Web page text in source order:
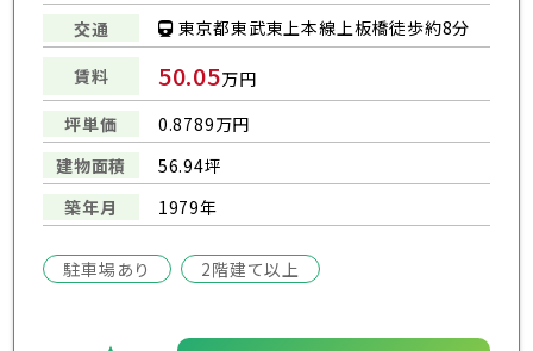
交通
東京都東武東上本線上板橋徒歩約8分
賃料 50.05万円
坪単価
0.8789万円
建物面積
56.94坪
築年月
1979年
駐車場あり 2階建て以上